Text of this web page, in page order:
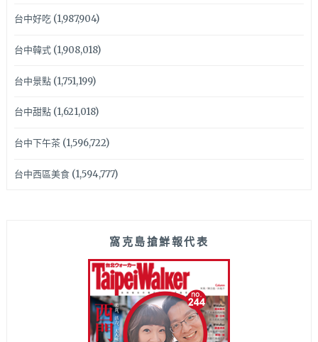
台中好吃(1,987,904)
台中韓式(1,908,018)
台中景點(1,751,199)
台中甜點(1,621,018)
台中下午茶(1,596,722)
台中西區美食(1,594,777)
窩克島搶鮮報代表